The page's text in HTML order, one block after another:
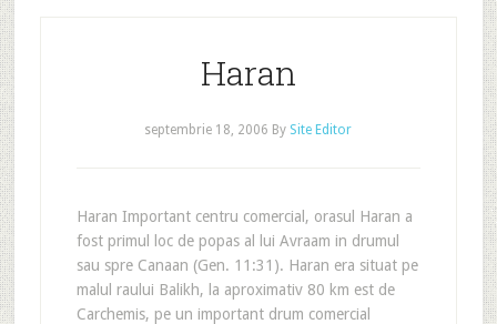
Haran
septembrie 18, 2006 By Site Editor
Haran Important centru comercial, orasul Haran a
fost primul loc de popas al lui Avraam in drumul
sau spre Canaan (Gen. 11:31). Haran era situat pe
malul raului Balikh, la aproximativ 80 km est de
Carchemis, pe un important drum comercial